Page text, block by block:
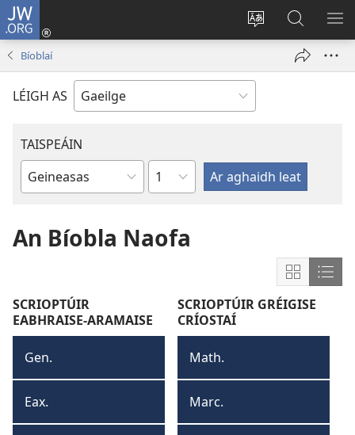
JW.ORG
Athraigh
láithreáin
Logáil
Isteach
window)
ar
JW.ORG
Bíoblaí
LÉIGH AS
TAISPEÁIN
Leabhar
Chapter
An Bíobla Naofa
Show
content
Grid List
SCRIOPTÚIR
EABHRAISE-ARAMAISE
Geineasas
Gen.
Eaxodus
Eax.
SCRIOPTÚIR GRÉIGISE
CRÍOSTAÍ
Matha
Math.
Marcas
Marc.